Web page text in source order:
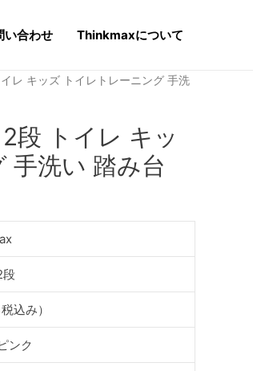
い合わせ Thinkmaxについて
レ キッズ トイレトレーニング 手洗
段 トイレ キッ
手洗い 踏み台
段
込み）
ンク